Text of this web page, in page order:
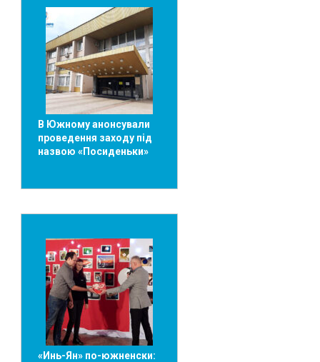
В Южному анонсували
проведення заходу під
назвою «Посиденьки»
«Инь-Ян» по-южненски: